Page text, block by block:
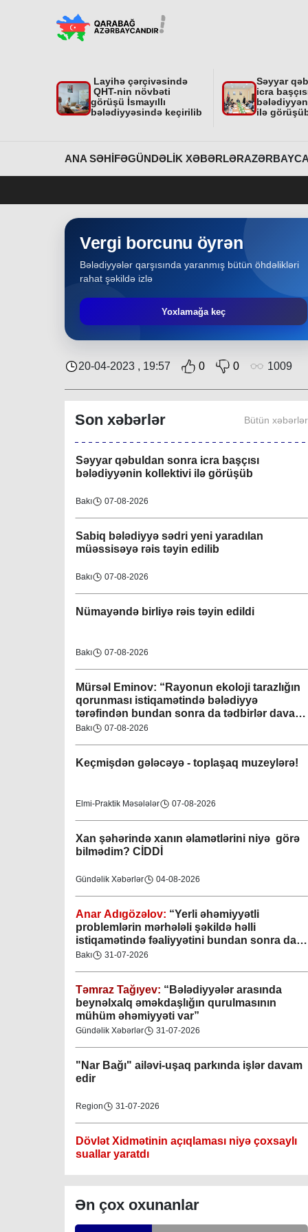
Layihə çərçivəsində
QHT-nin növbəti
görüşü İsmayıllı
bələdiyyəsində keçirilib
Səyyar
icra
ilə
ANA SƏHIFƏGÜNDƏLIK XƏBƏRLƏR
Vergi borcunu öyrən
Bələdiyyələr qarşısında yaranmış bütün öhdəlikləri
rahat şəkildə izlə
Yoxlamağa keç
20-04-2023 , 19:57 0 0 1009
Son xəbərlər Bütün xəbərlər
edir
Dövlət Xidmətinin açıqlaması niyə çoxsaylı
suallar yaratdı
Məhkəmə prosesi ilə bağlı yerində baxış
Region 30-07-2026
: “Rayon ərazisində həyata
keçirilən layihələrə Nəsimi bələdiyyəsi də öz
Region 08-08-2026
Səyyar qəbuldan sonra icra başçısı
bələdiyyənin kollektivi ilə görüşüb
Bakı 07-08-2026
Sabiq bələdiyyə sədri yeni yaradılan
müəssisəyə rəis təyin edilib
Bakı 07-08-2026
Nümayəndə birliyə rəis təyin edildi
Bakı 07-08-2026
Mürsəl Eminov: “Rayonun ekoloji tarazlığın
qorunması istiqamətində bələdiyyə
tərəfindən bundan sonra da tədbirlər davam
etdiriləcəkdir”
Bakı 07-08-2026
Keçmişdən gələcəyə - toplaşaq muzeylərə!
Elmi-Praktik Məsələlər 07-08-2026
Xan şəhərində xanın əlamətlərini niyə görə
bilmədim? CİDDİ
Gündəlik Xəbərlər 04-08-2026
Anar Adıgözəlov: “Yerli əhəmiyyətli
problemlərin mərhələli şəkildə həlli
istiqamətində fəaliyyətini bundan sonra da
davam etdirəcəkdir
Bakı 31-07-2026
Təmraz Tağıyev: “Bələdiyyələr arasında
beynəlxalq əməkdaşlığın qurulmasının
mühüm əhəmiyyəti var”
Gündəlik Xəbərlər 31-07-2026
"Nar Bağı" ailəvi-uşaq parkında işlər davam
edir
Region 31-07-2026
Dövlət Xidmətinin açıqlaması niyə çoxsaylı
suallar yaratdı
Məhkəmə prosesi ilə bağlı yerində baxış
keçirilib
Ən çox oxunanlar
Gəncə şəhəri Nizami bələdiyyəsi
08-04-2023
M.Ə.Rəsuzladə bələdiyyəsi
07-04-2023
Xətai bələdiyyəsi
Mingəçevir bələdiyyəsi
Nəsimi bələdiyyəsi